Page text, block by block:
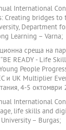
International
Creating bridges to
Department
Learning – Varna;
среща на
READY - Life
People
и UK Multiplier
4-5 октомври
International
life skills and
– Burgas;